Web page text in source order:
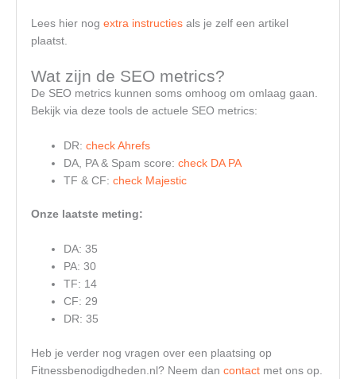
Lees hier nog extra instructiesals je zelf een artikel
plaatst.
Wat zijn de SEO metrics?
De SEO metrics kunnen soms omhoog om omlaag gaan.
Bekijk via deze tools de actuele SEO metrics:
DR: check Ahrefs
DA, PA & Spam score: check DA PA
TF & CF: check Majestic
Onze laatste meting:
DA: 35
PA: 30
TF: 14
CF: 29
DR: 35
Heb je verder nog vragen over een plaatsing op
Fitnessbenodigdheden.nl? Neem dan contactmet ons op.